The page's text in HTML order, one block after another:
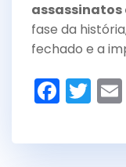
assassinatos
fase da
fechado e a
F
a
c
T
w
itt